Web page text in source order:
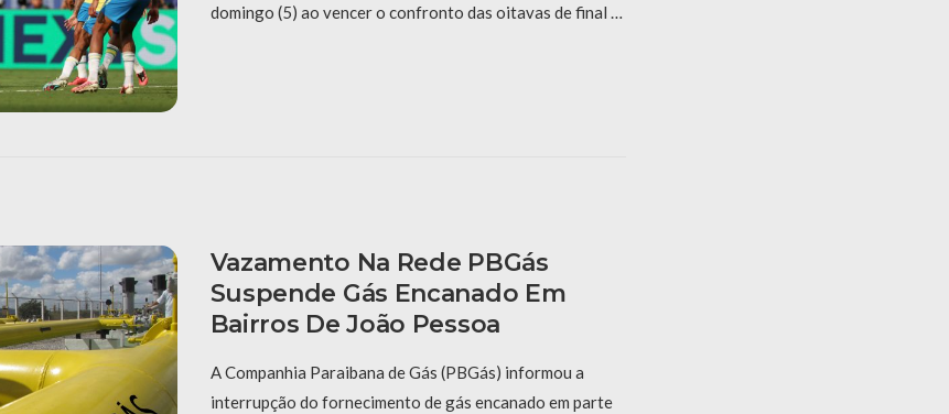
domingo (5) ao vencer o confronto das oitavas de final …
Vazamento Na Rede PBGás
Suspende Gás Encanado Em
Bairros De João Pessoa
A Companhia Paraibana de Gás (PBGás) informou a
interrupção do fornecimento de gás encanado em parte